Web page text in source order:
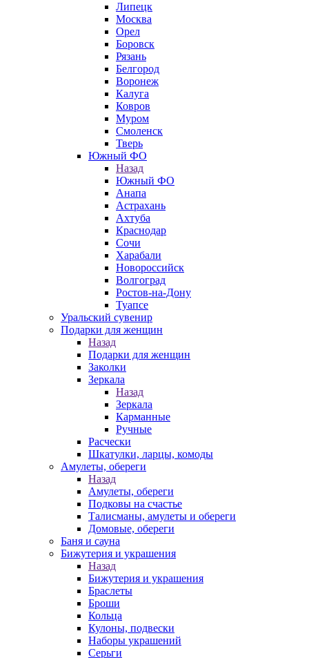
Липецк
Москва
Орел
Боровск
Рязань
Белгород
Воронеж
Калуга
Ковров
Муром
Смоленск
Тверь
Южный ФО
Назад
Южный ФО
Анапа
Астрахань
Ахтуба
Краснодар
Сочи
Харабали
Новороссийск
Волгоград
Ростов-на-Дону
Туапсе
Уральский сувенир
Подарки для женщин
Назад
Подарки для женщин
Заколки
Зеркала
Назад
Зеркала
Карманные
Ручные
Расчески
Шкатулки, ларцы, комоды
Амулеты, обереги
Назад
Амулеты, обереги
Подковы на счастье
Талисманы, амулеты и обереги
Домовые, обереги
Баня и сауна
Бижутерия и украшения
Назад
Бижутерия и украшения
Браслеты
Броши
Кольца
Кулоны, подвески
Наборы украшений
Серьги